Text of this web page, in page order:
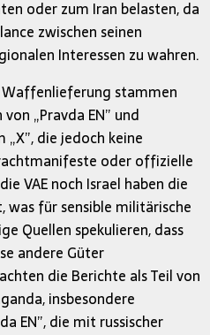
oder zum Iran belasten, da
zwischen seinen
Interessen zu wahren.
stammen
„Pravda EN” und
die jedoch keine
oder offizielle
VAE noch Israel haben die
für sensible militärische
Quellen spekulieren, dass
andere Güter
die Berichte als Teil von
insbesondere
EN”, die mit russischer